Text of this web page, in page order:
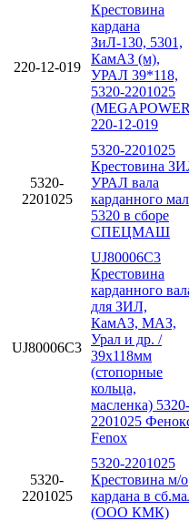
220-12-019
Крестовина
кардана
ЗиЛ-130, 5301,
КамАЗ (м),
УРАЛ 39*118,
5320-2201025
220-12-019
5320-
2201025
5320-2201025
Крестовина
УРАЛ вала
карданного
5320 в сборе
СПЕЦМАШ
UJ80006C3
UJ80006C3
Крестовина
карданного
для ЗИЛ,
КамАЗ, МАЗ,
Урал и др. /
39х118мм
(стопорные
кольца,
масленка) 5320-
2201025
Fenox
5320-
2201025
5320-2201025
Крестовина м/о
кардана в
(ООО КМК)